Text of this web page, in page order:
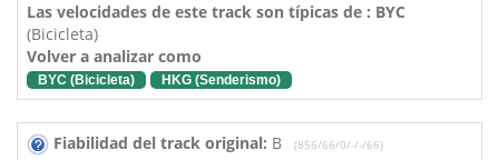
Las velocidades de este track son típicas de : BYC
(Bicicleta)
Volver a analizar como
BYC (Bicicleta) HKG (Senderismo)
Fiabilidad del track original: B (856/66/0/-/-/66)